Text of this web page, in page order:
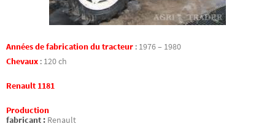
Années de fabrication du tracteur : 1976 – 1980
Chevaux : 120 ch
Renault 1181
Production
fabricant : Renault